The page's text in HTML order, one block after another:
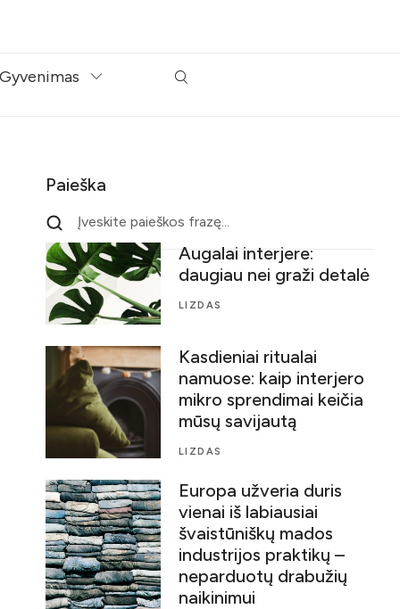
Paieška
Augalai interjere:
daugiau nei graži detalė
LIZDAS
Kasdieniai ritualai
namuose: kaip interjero
mikro sprendimai keičia
mūsų savijautą
LIZDAS
Europa užveria duris
vienai iš labiausiai
švaistūniškų mados
industrijos praktikų –
neparduotų drabužių
naikinimui